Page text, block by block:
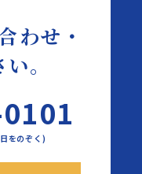
わせ・
。
をのぞく)